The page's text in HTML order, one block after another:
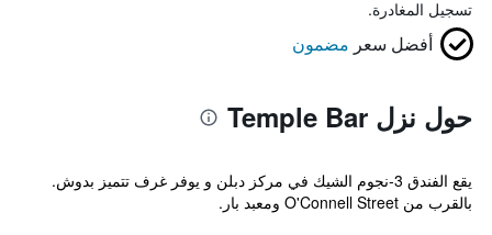
تسجيل المغادرة.
أفضل سعر مضمون
حول نزل Temple Bar
يقع الفندق 3-نجوم الشيك في مركز دبلن و يوفر غرف تتميز بدوش.
بالقرب من O'Connell Street ومعبد بار.